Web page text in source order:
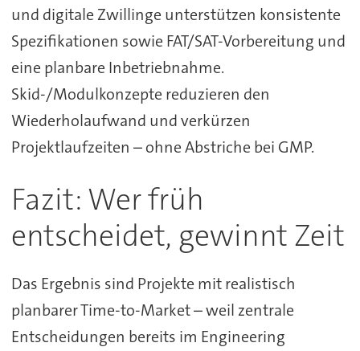
und digitale Zwillinge unterstützen konsistente
Spezifikationen sowie FAT/SAT-Vorbereitung und
eine planbare Inbetriebnahme.
Skid-/Modulkonzepte reduzieren den
Wiederholaufwand und verkürzen
Projektlaufzeiten – ohne Abstriche bei GMP.
Fazit: Wer früh
entscheidet, gewinnt Zeit
Das Ergebnis sind Projekte mit realistisch
planbarer Time-to-Market – weil zentrale
Entscheidungen bereits im Engineering